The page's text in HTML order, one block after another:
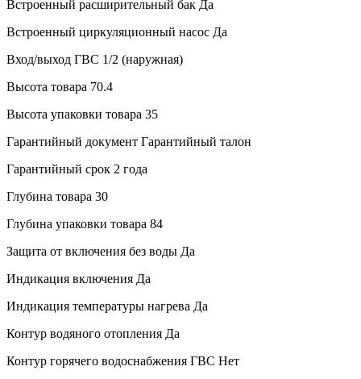
Встроенный расширительный бак Да
Встроенный циркуляционный насос Да
Вход/выход ГВС 1/2 (наружная)
Высота товара 70.4
Высота упаковки товара 35
Гарантийный документ Гарантийный талон
Гарантийный срок 2 года
Глубина товара 30
Глубина упаковки товара 84
Защита от включения без воды Да
Индикация включения Да
Индикация температуры нагрева Да
Контур водяного отопления Да
Контур горячего водоснабжения ГВС Нет